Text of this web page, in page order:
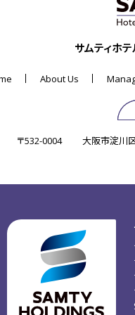
サムティホ
About Us
〒532-0004 大阪市淀川